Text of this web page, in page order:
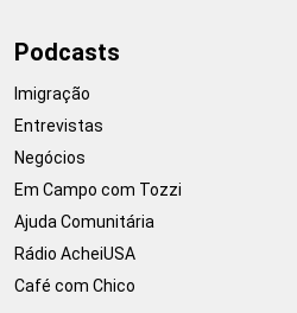
Podcasts
Imigração
Entrevistas
Negócios
Em Campo com Tozzi
Ajuda Comunitária
Rádio AcheiUSA
Café com Chico